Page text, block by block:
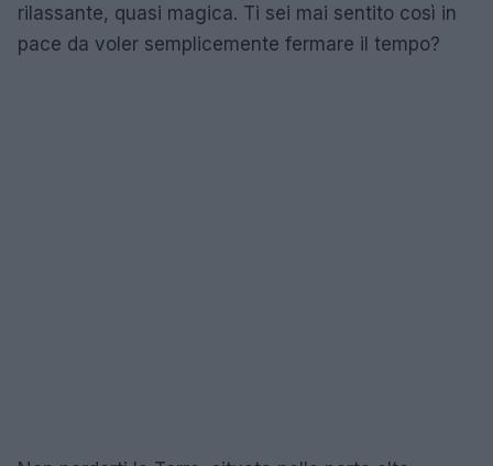
rilassante, quasi magica. Ti sei mai sentito così in
pace da voler semplicemente fermare il tempo?